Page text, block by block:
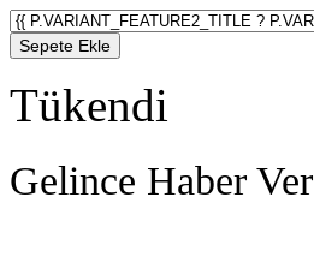
Sepete Ekle
Tükendi
Gelince Haber Ver